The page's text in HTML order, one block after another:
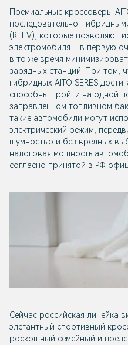
Премиальные кроссоверы
последовательно-
(REEV), которые позволяют
электромобиля – в первую
в то же время
зарядных станций. При том,
гибридных AITO SERES
способны пройти на одной
заправленном топливном
такие автомобили могут
электрический режим,
шумностью и без вредных
налоговая мощность
согласно принятой в РФ
Сейчас российская линейка
элегантный спортивный
роскошный семейный и